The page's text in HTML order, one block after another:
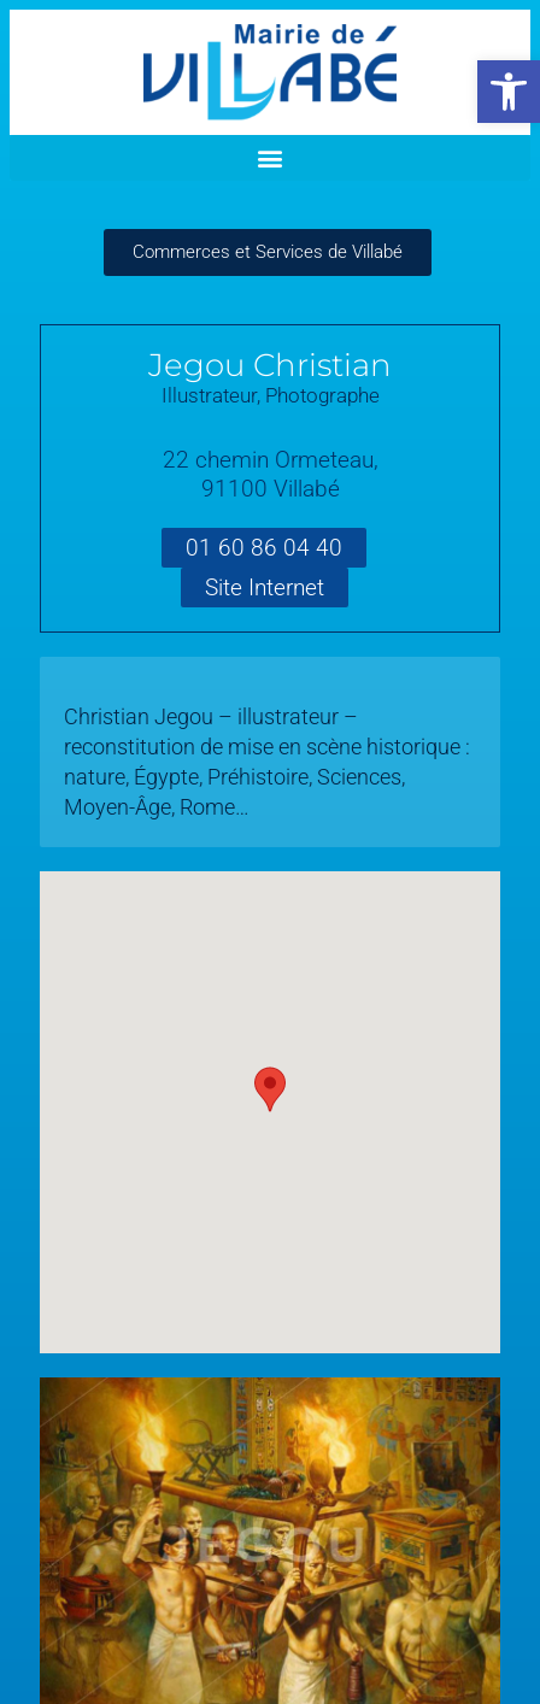
Ouvrir
Commerces et Services de Villabé
Jegou Christian
Illustrateur, Photographe
22 chemin Ormeteau,
91100 Villabé
01 60 86 04 40
Site Internet
Christian Jegou – illustrateur –
reconstitution de mise en scène historique :
nature, Égypte, Préhistoire, Sciences,
Moyen-Âge, Rome…